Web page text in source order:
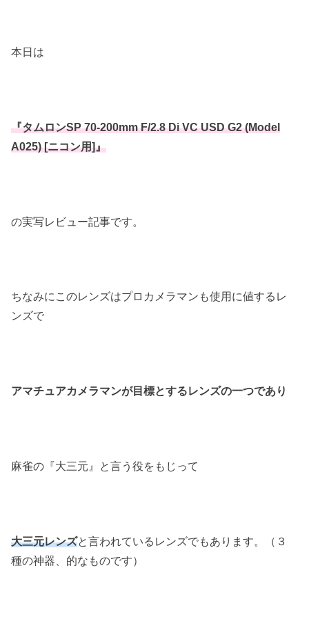
本日は
『タムロンSP 70-200mm F/2.8 Di VC USD G2 (Model
A025) [ニコン用]』
の実写レビュー記事です。
ちなみにこのレンズはプロカメラマンも使用に値するレ
ンズで
アマチュアカメラマンが目標とするレンズの一つであり
麻雀の『大三元』と言う役をもじって
大三元レンズと言われているレンズでもあります。（３
種の神器、的なものです）